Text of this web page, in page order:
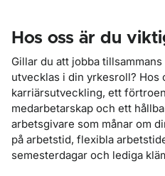
Hos oss är du
Gillar du att jobba
utvecklas i din yrkesroll? Hos
karriärsutveckling, ett
medarbetarskap och ett
arbetsgivare som månar om
på arbetstid, flexibla
semesterdagar och lediga